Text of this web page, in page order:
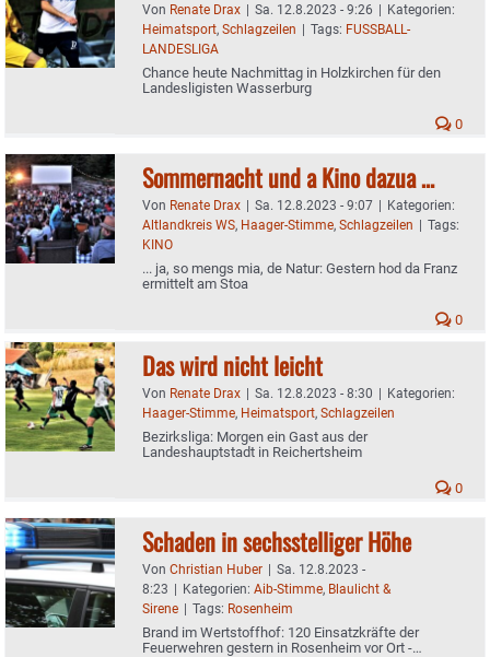
Von Renate Drax | Sa. 12.8.2023 - 9:26 | Kategorien:
Heimatsport, Schlagzeilen | Tags: FUSSBALL-
LANDESLIGA
Chance heute Nachmittag in Holzkirchen für den
Landesligisten Wasserburg
0
Sommernacht und a Kino dazua …
Von Renate Drax | Sa. 12.8.2023 - 9:07 | Kategorien:
Altlandkreis WS, Haager-Stimme, Schlagzeilen | Tags:
KINO
... ja, so mengs mia, de Natur: Gestern hod da Franz
ermittelt am Stoa
0
Das wird nicht leicht
Von Renate Drax | Sa. 12.8.2023 - 8:30 | Kategorien:
Haager-Stimme, Heimatsport, Schlagzeilen
Bezirksliga: Morgen ein Gast aus der
Landeshauptstadt in Reichertsheim
0
Schaden in sechsstelliger Höhe
Von Christian Huber | Sa. 12.8.2023 -
8:23 | Kategorien: Aib-Stimme, Blaulicht &
Sirene | Tags: Rosenheim
Brand im Wertstoffhof: 120 Einsatzkräfte der
Feuerwehren gestern in Rosenheim vor Ort -